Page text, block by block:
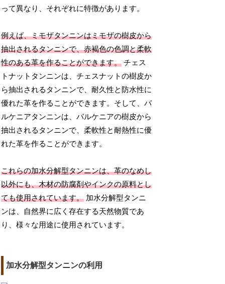
って異なり、それぞれに特徴があります。
例えば、ミモザタンニンはミモザの樹皮から
抽出されるタンニンで、赤褐色の色調と柔軟
性のある革を作ることができます。 チェス
トナットタンニンは、チェスナットの樹皮か
ら抽出されるタンニンで、耐久性と防水性に
優れた革を作ることができます。そして、バ
ルケニアタンニンは、バルケニアの樹皮から
抽出されるタンニンで、柔軟性と耐熱性に優
れた革を作ることができます。
これらの加水分解型タンニンは、革のなめし
以外にも、木材の防腐剤やインクの原料とし
ても使用されています。 加水分解型タンニ
ンは、自然界に広く存在する天然物質であ
り、様々な用途に使用されています。
加水分解型タンニンの利用